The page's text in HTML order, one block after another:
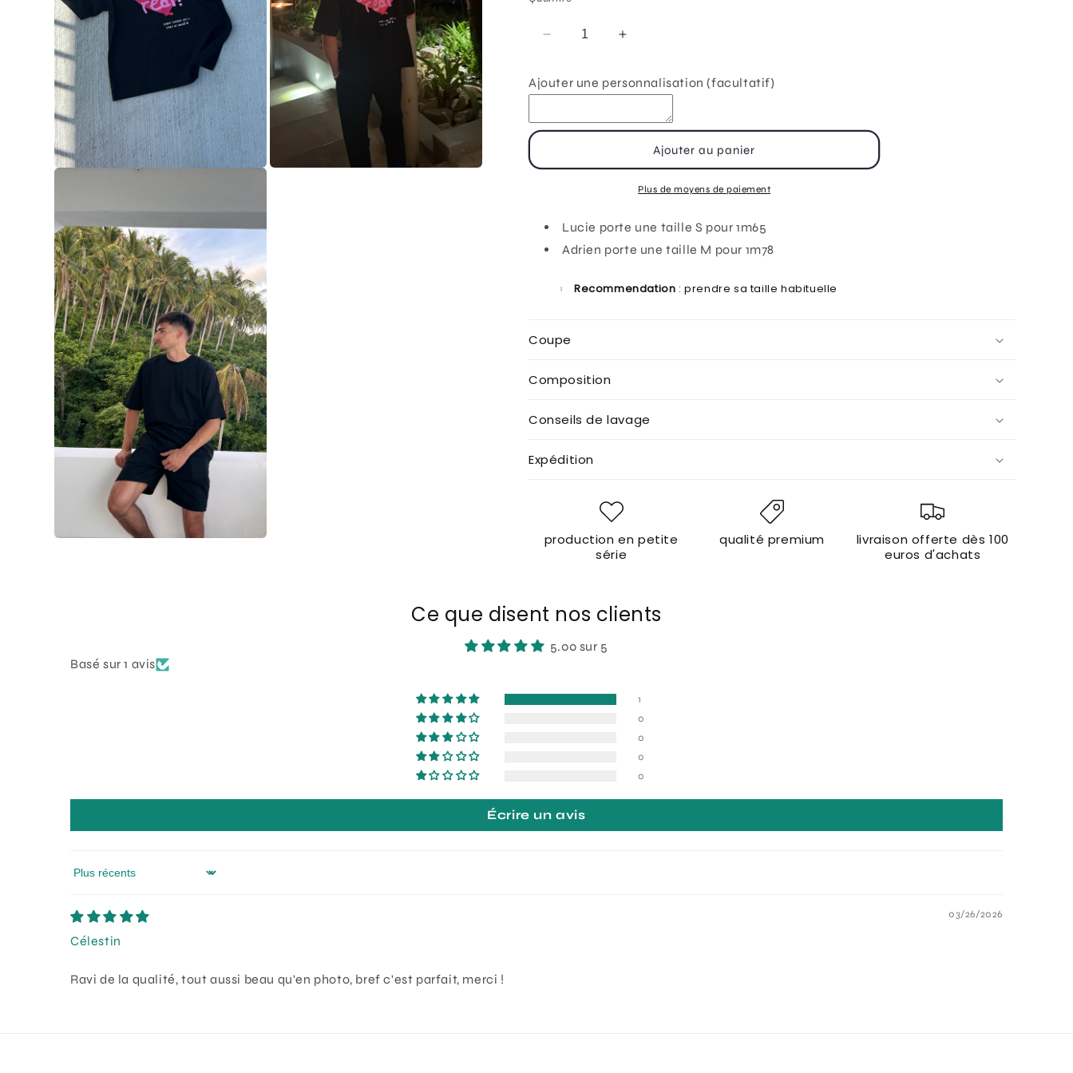
Réduire
de
shirt
real »
Augmenter
quantité
de
shirt
real »
noir
Ajouter une personnalisation (facultatif)
Ajouter au panier
Plus de moyens de paiement
Lucie porte une taille S pour 1m65
Adrien porte une taille M pour 1m78
Recommendation : prendre sa taille habituelle
Coupe
Composition
Conseils de lavage
Expédition
production en petite
série
qualité premium
livraison offerte dès 100
euros d'achats
Ce que disent nos clients
5.00 sur 5
Basé sur 1 avis
1
0
0
0
0
Écrire un avis
Sort by
03/26/2026
Célestin
Ravi de la qualité, tout aussi beau qu'en photo, bref c'est parfait, merci !